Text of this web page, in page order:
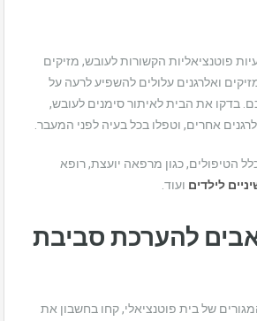
פוטנציאליות הקשורות לעובש, מזיקים
ואלרגנים עלולים להשפיע לרעה על
בדקו את הבית לאיתור סימנים לעובש,
אחרים, וטפלו בכל בעיה לפני המעבר.
הטיפולים, כגון מרפאה יועצת, רופא
לילדים ועוד.
להערכת סביבת
של בית פוטנציאלי, קחו בחשבון את